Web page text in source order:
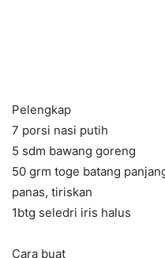
Pelengkap
7 porsi nasi putih
5 sdm bawang goreng
50 grm toge batang
panas, tiriskan
1btg seledri iris halus
Cara buat